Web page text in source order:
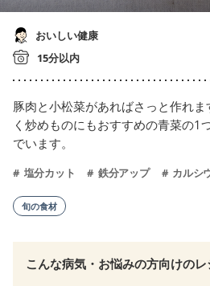
おいしい健康
15分以内
豚肉と小松菜があればさっと作れ
く炒めものにもおすすめの青菜の1
でいます。
塩分カット 鉄分アップ カルシ
旬の食材
こんな病気・お悩みの方向けの